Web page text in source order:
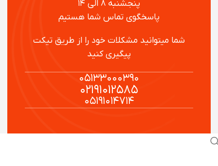
پنجشنبه ۸ الی ۱۴
پاسخگوی تماس شما هستیم
شما میتوانید مشکلات خود را از طریق تیکت
پیگیری کنید
۰۵۱۳۳۰۰۰۳۹۰
۰۲۱۹۱۰۱۲۵۸۵
۰۵۱۹۱۰۱۴۷۱۴